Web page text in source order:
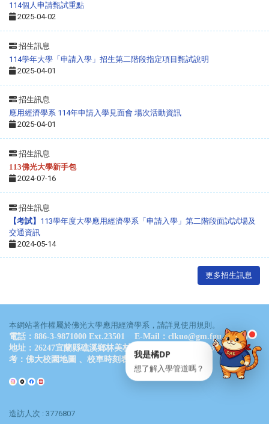
114個人申請甄試重點
2025-04-02
招生訊息
114學年大學「申請入學」招生第二階段指定項目甄試說明
2025-04-01
招生訊息
應用經濟學系 114年申請入學見面會 場次活動資訊
2025-04-01
招生訊息
113佛光大學新手包
2024-07-16
招生訊息
【考試】 113學年度大學應用經濟學系「申請入學」第二階段面試試場及
交通資訊
2024-05-14
更多招生訊息
本網站著作權屬於佛光大學應用經濟學系，請詳見使用規則。
電話：886-3-9871000 Ext.23501 E-Mail：clkuo@gm.fgu.edu.tw
地址：26247宜蘭縣礁溪鄉林美村林尾路160號 德香樓B311室 參
考： 佛大校園地圖 、 校車時刻表 我是橘DP
想了解入學管道嗎？
💬 立即開 LINE 📋 複製 ID
造訪人次 : 3776807